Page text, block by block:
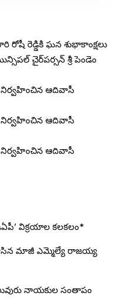
రోషీ రెడ్డికి ఘన శుభాకాంక్షలు
చైర్‌పర్సన్ శ్రీ పెండెం
నిర్వహించిన ఆదివాసీ
నిర్వహించిన ఆదివాసీ
నిర్వహించిన ఆదివాసీ
విక్రయాల కలకలం*
మాజీ ఎమ్మెల్యే రాజయ్య
నాయకుల సంతాపం